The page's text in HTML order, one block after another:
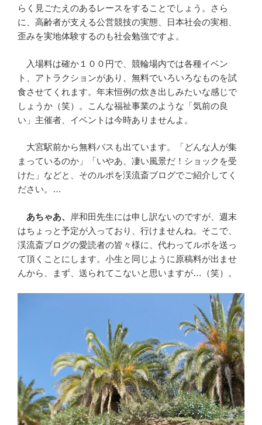
らく見ごたえのあるレースをすることでしょう。さら
に、高齢者が支える公営競技の実態、日本社会の実相、
歪みを実地体験するのも社会勉強ですよ。
入場料は確か１００円で、競輪場内では各種イベン
ト、アトラクションがあり、無料でいろいろなものを試
食させてくれます。年末恒例の炊き出しみたいな感じで
しょうか（笑）。こんな福祉事業のような「気前の良
い」主催者、イベントは今時ありませんよ。
大宮駅前から無料バスも出ています。「どんな人が集
まっているのか」「いやあ、凄い風景だ！ショックを受
けた」などと、そのルポを渓流斎ブログでご紹介してく
ださい。…
あちゃあ、
岸和田先生には申し訳ないのですが、週末
はちょっと予定が入っており、行けませんね。そこで、
渓流斎ブログの愛読者の皆々様に、代わってルポを送っ
て頂くことにします。小生と同じように原稿料が出ませ
んから、まず、送られてこないと思いますが…（笑）。